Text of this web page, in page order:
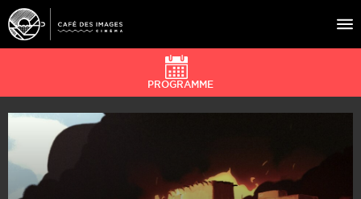
À L’AFFICHE
PRATIQUE
PROGRAMME